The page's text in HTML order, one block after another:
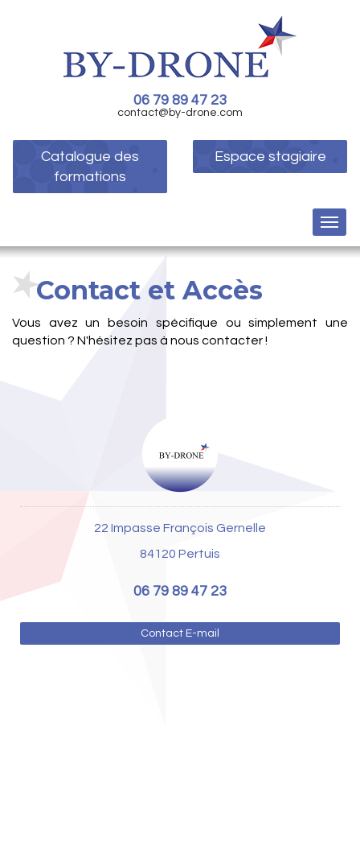
06 79 89 47 23
contact@by-drone.com
Catalogue des
formations
Espace stagiaire
Contact et Accès
Vous avez un besoin spécifique ou simplement une
question ? N'hésitez pas à nous contacter !
22 Impasse François Gernelle
84120 Pertuis
06 79 89 47 23
Contact E-mail